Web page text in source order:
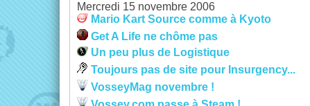
Mercredi 15 novembre 2006
Mario Kart Source comme à Kyoto
Get A Life ne chôme pas
Un peu plus de Logistique
Toujours pas de site pour Insurgency...
VosseyMag novembre !